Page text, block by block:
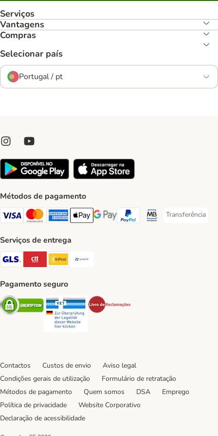
Serviços
Vantagens
Compras
Selecionar país
Portugal / pt
Métodos de pagamento
Visa Payment Method
Mastercard Payment Method
American Express Payment Method
Apple Pay Payment Method
Google Pay Payment Method
PayPal Payment Method
Multibanco Payment
Transferência
Transferência
Serviços de entrega
GLS Shipping Method
CTTExpress Shipping Method
InPost Shipping Method
Pagamento seguro
Security Security
Contactos Custos de envio
Aviso legal
Condições gerais de utilização
Formulário de retratação
Métodos de pagamento
Quem somos DSA
Emprego
Política de privacidade
Website Corporativo
Declaração de acessibilidade